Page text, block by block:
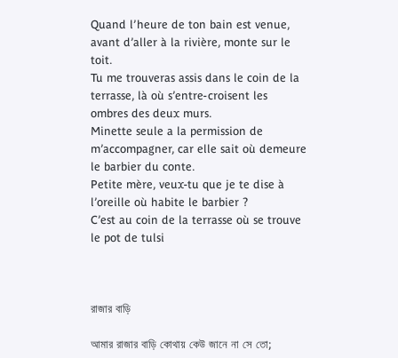
Quand l’heure de ton bain est venue,
avant d’aller à la rivière, monte sur le
toit.
Tu me trouveras assis dans le coin de la
terrasse, là où s’entre-croisent les
ombres des deux murs.
Minette seule a la permission de
m’accompagner, car elle sait où demeure
le barbier du conte.
Petite mère, veux-tu que je te dise à
l’oreille où habite le barbier ?
C’est au coin de la terrasse où se trouve
le pot de tulsi
রাজার বাড়ি
আমার রাজার বাড়ি কোথায় কেউ জানে না সে তো;